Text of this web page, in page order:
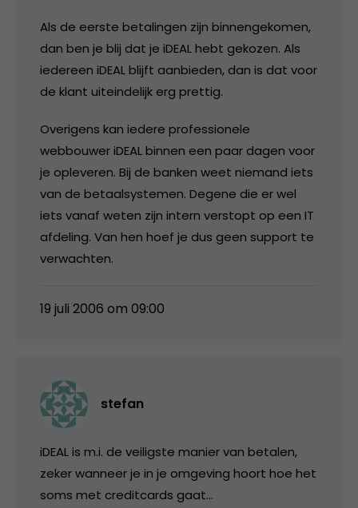
Als de eerste betalingen zijn binnengekomen,
dan ben je blij dat je iDEAL hebt gekozen. Als
iedereen iDEAL blijft aanbieden, dan is dat voor
de klant uiteindelijk erg prettig.
Overigens kan iedere professionele
webbouwer iDEAL binnen een paar dagen voor
je opleveren. Bij de banken weet niemand iets
van de betaalsystemen. Degene die er wel
iets vanaf weten zijn intern verstopt op een IT
afdeling. Van hen hoef je dus geen support te
verwachten.
19 juli 2006 om 09:00
stefan
iDEAL is m.i. de veiligste manier van betalen,
zeker wanneer je in je omgeving hoort hoe het
soms met creditcards gaat…